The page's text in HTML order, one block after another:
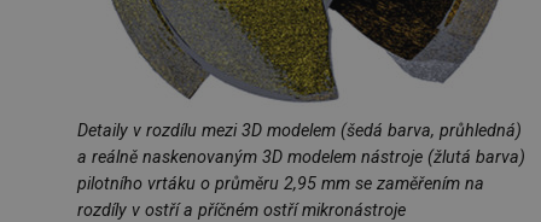
Detaily v rozdílu mezi 3D modelem (šedá barva, průhledná)
a reálně naskenovaným 3D modelem nástroje (žlutá barva)
pilotního vrtáku o průměru 2,95 mm se zaměřením na
rozdíly v ostří a příčném ostří mikronástroje